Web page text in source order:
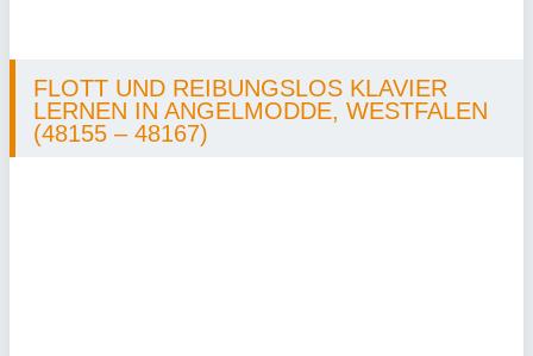
FLOTT UND REIBUNGSLOS KLAVIER
LERNEN IN ANGELMODDE, WESTFALEN
(48155 – 48167)